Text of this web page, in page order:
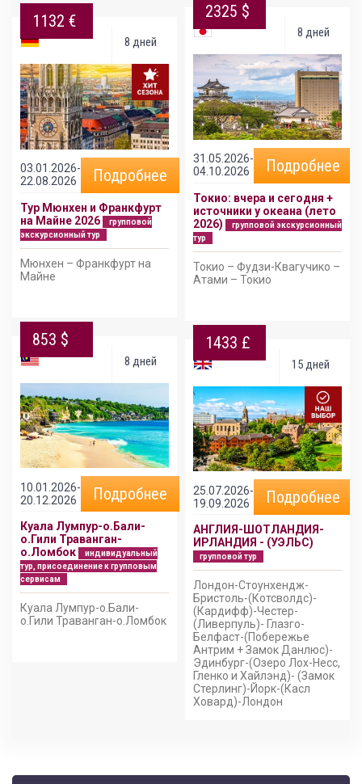
8 дней
1132 €
03.01.2026-
22.08.2026
Подробнее
Тур Мюнхен и Франкфурт
на Майне 2026
групповой
экскурсионный тур
Мюнхен – Франкфурт на
Майне
8 дней
853 $
10.01.2026-
20.12.2026
Подробнее
Куала Лумпур-о.Бали-
о.Гили Траванган-
о.Ломбок
индивидуальный
тур, присоединение к групповым
сервисам
Куала Лумпур-о.Бали-
о.Гили Траванган-о.Ломбок
8 дней
2325 $
31.05.2026-
04.10.2026
Подробнее
Токио: вчера и сегодня +
источники у океана (лето
2026)
групповой экскурсионный
тур
Токио – Фудзи-Квагучико –
Атами – Токио
15 дней
1433 £
25.07.2026-
19.09.2026
Подробнее
АНГЛИЯ-ШОТЛАНДИЯ-
ИРЛАНДИЯ - (УЭЛЬС)
групповой тур
Лондон-Стоунхендж-
Бристоль-(Котсволдс)-
(Кардифф)-Честер-
(Ливерпуль)- Глазго-
Белфаст-(Побережье
Антрим + Замок Данлюс)-
Эдинбург-(Озеро Лох-Несс,
Гленко и Хайлэнд)- (Замок
Стерлинг)-Йорк-(Касл
Ховард)-Лондон